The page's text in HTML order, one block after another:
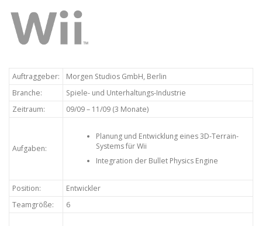
Auftraggeber:
Morgen Studios GmbH, Berlin
Branche:
Spiele- und Unterhaltungs-Industrie
Zeitraum:
09/09 – 11/09 (3 Monate)
Aufgaben:
Planung und Entwicklung eines 3D-Terrain-
Systems für Wii
Integration der Bullet Physics Engine
Position:
Entwickler
Teamgröße:
6